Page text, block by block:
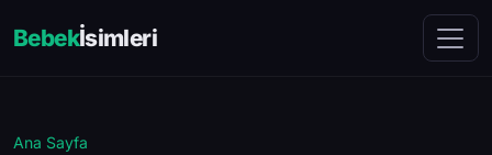
Bebekİsimleri
Ana Sayfa